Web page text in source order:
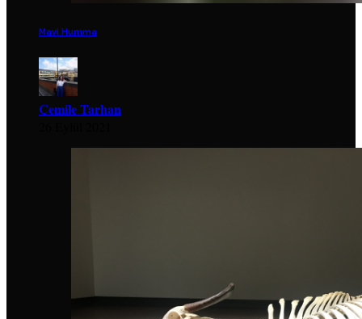
Mavi Humma
Cemile Tarhan